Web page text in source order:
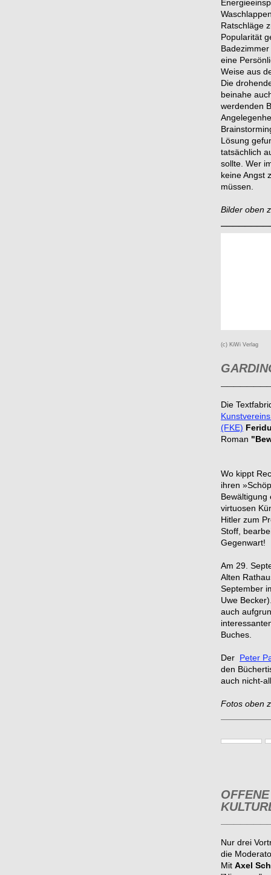
Ratschläge
Popularität
eine
Weise aus
Die
beinahe
werdenden
Lösung
tatsächlich
sollte. Wer
keine Angst
müssen.
Bilder oben
(c) KiWi Verlag
Die
(FKE)
Roman
Wo kippt
ihren
Bewältigung
virtuosen
Hitler zum
Stoff,
Gegenwart!
Am 29.
Alten
September
Uwe
auch
Buches.
Der Peter
den
auch nicht-
Fotos oben
OFFENE
Nur drei
die
Mit Axel